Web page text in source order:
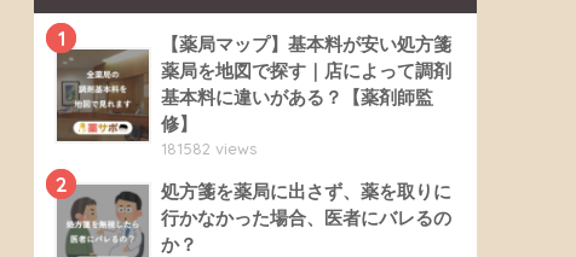
1
【薬局マップ】基本料が安い処方箋
薬局を地図で探す｜店によって調剤
基本料に違いがある？【薬剤師監
修】
181582 views
2
処方箋を薬局に出さず、薬を取りに
行かなかった場合、医者にバレるの
か？